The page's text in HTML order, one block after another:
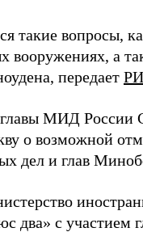
такие вопросы,
вооружениях, а
передает
МИД России
о возможной
дел и глав
два» с участием